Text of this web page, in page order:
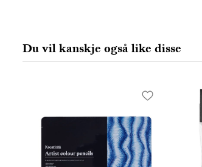
www.panduro.com
+46 (04) 22 30 70
Du vil kanskje også like disse